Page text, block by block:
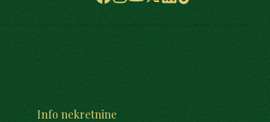
Info nekretnine